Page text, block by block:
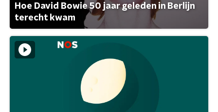
Hoe David Bowie 50 jaar geleden in Berlijn
terecht kwam